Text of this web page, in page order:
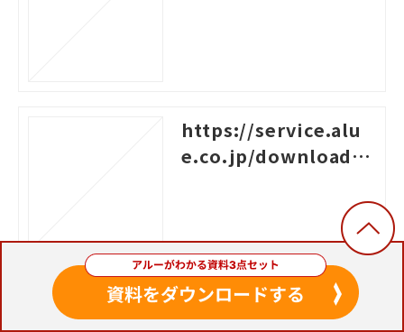
https://service.alu
e.co.jp/download/6
https://service.alu
e.co.jp/download/6